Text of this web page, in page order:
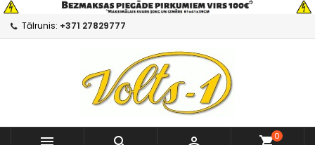
Tālrunis: +371 27829777
0